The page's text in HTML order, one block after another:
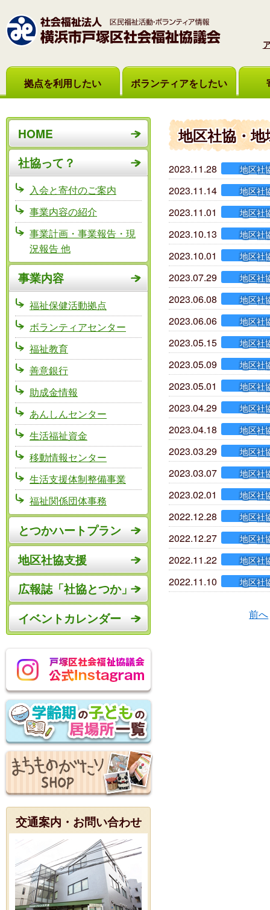
拠点を利用したい ボランティアをしたい
HOME
社協って？
入会と寄付のご案内
事業内容の紹介
事業計画・事業報告・現
況報告 他
事業内容
福祉保健活動拠点
ボランティアセンター
福祉教育
善意銀行
助成金情報
あんしんセンター
生活福祉資金
移動情報センター
生活支援体制整備事業
福祉関係団体事務
とつかハートプラン
地区社協支援
広報誌「社協とつか」
イベントカレンダー
交通案内・お問い合わせ
地区社協・
2023.11.28 地区社
2023.11.14 地区社
2023.11.01 地区社
2023.10.13 地区社
2023.10.01 地区社
2023.07.29 地区社
2023.06.08 地区社
2023.06.06 地区社
2023.05.15 地区社
2023.05.09 地区社
2023.05.01 地区社
2023.04.29 地区社
2023.04.18 地区社
2023.03.29 地区社
2023.03.07 地区社
2023.02.01 地区社
2022.12.28 地区社
2022.12.27 地区社
2022.11.22 地区社
2022.11.10 地区社
前へ